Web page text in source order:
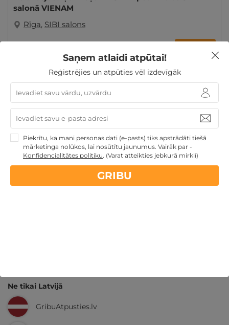
salonā VIENAM
Rīga, SIBI salons
Dāvanas Sieviešu dienā
Dāvanas Mātes dienā
Dāvanas VIŅAI
Nekādasapkalpošanas un administrācijasmaksas
14 dienunaudas atmaksas garantija
Ne tikai Latvijā
GribuAtpusties.lv
Saņem atlaidi atpūtai!
Reģistrējies un atpūties vēl izdevīgāk
Piekrītu, ka mani personas dati (e-pasts) tiks apstrādāti tiešā
mārketinga nolūkos, lai nosūtītu jaunumus. Vairāk par -
Konfidencialitātes politiku. (Varat atteikties jebkurā mirklī)
GRIBU